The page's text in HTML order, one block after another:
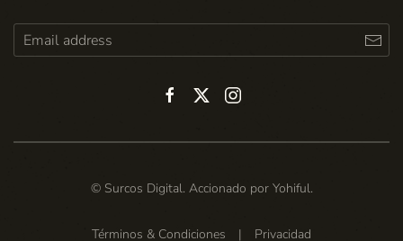
© Surcos Digital. Accionado por Yohiful.
Términos & Condiciones | Privacidad